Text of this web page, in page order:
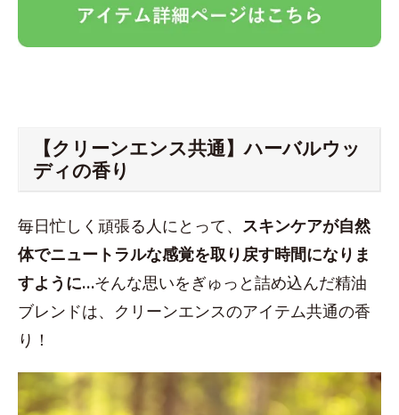
【クリーンエンス共通】ハーバルウッ
ディの香り
毎日忙しく頑張る人にとって、 スキンケアが自然
体でニュートラルな感覚を取り戻す時間になりま
すように…そんな思いをぎゅっと詰め込んだ精油
ブレンドは、クリーンエンスのアイテム共通の香
り！